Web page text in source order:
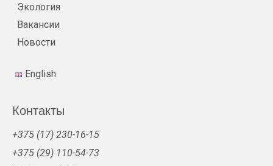
Экология
Вакансии
Новости
English
Контакты
+375 (17) 230-16-15
+375 (29) 110-54-73